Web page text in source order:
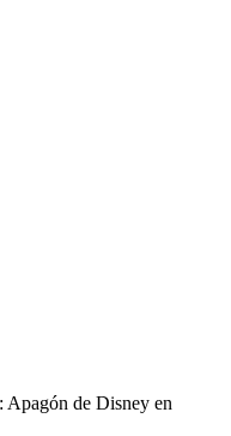
Apagón de Disney en